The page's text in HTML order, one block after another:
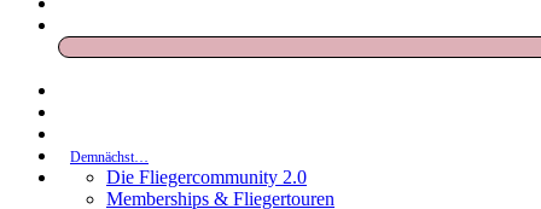
Demnächst…
Die Fliegercommunity 2.0
Memberships & Fliegertouren